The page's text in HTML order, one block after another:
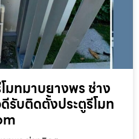
มทมาบยางพร ช่าง
รับติดตั้งประตูรีโมท